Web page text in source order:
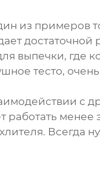
из примеров
достаточной
выпечки, где
тесто,
с
работать менее
. Всегда